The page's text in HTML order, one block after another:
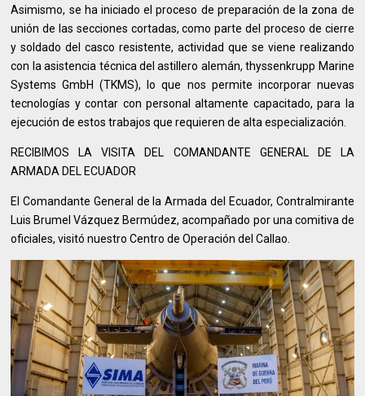
Asimismo, se ha iniciado el proceso de preparación de la zona de
unión de las secciones cortadas, como parte del proceso de cierre
y soldado del casco resistente, actividad que se viene realizando
con la asistencia técnica del astillero alemán, thyssenkrupp Marine
Systems GmbH (TKMS), lo que nos permite incorporar nuevas
tecnologías y contar con personal altamente capacitado, para la
ejecución de estos trabajos que requieren de alta especialización.
RECIBIMOS LA VISITA DEL COMANDANTE GENERAL DE LA
ARMADA DEL ECUADOR
El Comandante General de la Armada del Ecuador, Contralmirante
Luis Brumel Vázquez Bermúdez, acompañado por una comitiva de
oficiales, visitó nuestro Centro de Operación del Callao.